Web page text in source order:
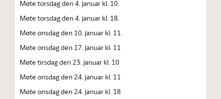
Møte torsdag den 4. januar kl. 10.
Møte torsdag den 4. januar kl. 18.
Møte onsdag den 10. januar kl. 11.
Møte onsdag den 17. januar kl. 11
Møte tirsdag den 23. januar kl. 10
Møte onsdag den 24. januar kl. 11
Møte onsdag den 24. januar kl. 18